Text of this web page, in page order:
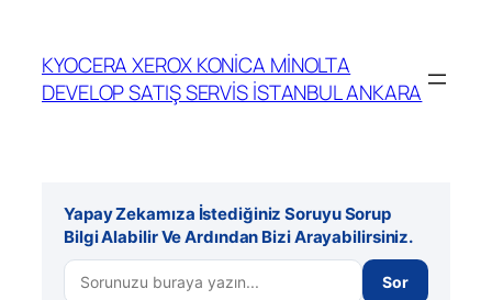
KYOCERA XEROX KONİCA MİNOLTA
DEVELOP SATIŞ SERVİS İSTANBUL ANKARA
Yapay Zekamıza İstediğiniz Soruyu Sorup
Bilgi Alabilir Ve Ardından Bizi Arayabilirsiniz.
Sor